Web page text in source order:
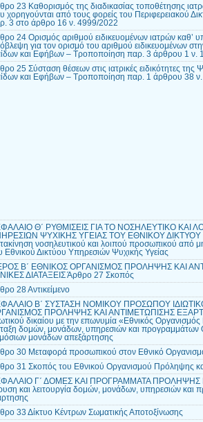
23 Καθορισμός της διαδικασίας τοποθέτησης
χορηγούνται από τους φορείς του Περιφερειακού
3 στο άρθρο 16 ν. 4999/2022
24 Ορισμός αριθμού ειδικευομένων ιατρών καθ’
για τον ορισμό του αριθμού ειδικευομένων
και Εφήβων – Τροποποίηση παρ. 3 άρθρου 1 ν.
25 Σύσταση θέσεων στις ιατρικές ειδικότητες της
και Εφήβων – Τροποποίηση παρ. 1 άρθρου 38
Θ΄ ΡΥΘΜΙΣΕΙΣ ΓΙΑ ΤΟ ΝΟΣΗΛΕΥΤΙΚΟ
ΨΥΧΙΚΗΣ ΥΓΕΙΑΣ ΤΟΥ ΕΘΝΙΚΟΥ
νοσηλευτικού και λοιπού προσωπικού από
Εθνικού Δικτύου Υπηρεσιών Ψυχικής Υγείας
Β΄ ΕΘΝΙΚΟΣ ΟΡΓΑΝΙΣΜΟΣ ΠΡΟΛΗΨΗΣ ΚΑΙ
ΔΙΑΤΑΞΕΙΣ Άρθρο 27 Σκοπός
28 Αντικείμενο
Β΄ ΣΥΣΤΑΣΗ ΝΟΜΙΚΟΥ ΠΡΟΣΩΠΟΥ
ΠΡΟΛΗΨΗΣ ΚΑΙ ΑΝΤΙΜΕΤΩΠΙΣΗΣ
δικαίου με την επωνυμία «Εθνικός
δομών, μονάδων, υπηρεσιών και
μονάδων απεξάρτησης
30 Μεταφορά προσωπικού στον Εθνικό
31 Σκοπός του Εθνικού Οργανισμού Πρόληψης
Γ΄ ΔΟΜΕΣ ΚΑΙ ΠΡΟΓΡΑΜΜΑΤΑ ΠΡΟΛΗΨΗΣ
και λειτουργία δομών, μονάδων, υπηρεσιών και
33 Δίκτυο Κέντρων Σωματικής Αποτοξίνωσης